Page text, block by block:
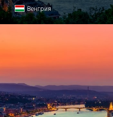
Венгрия